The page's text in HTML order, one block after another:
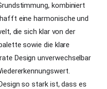
kombiniert
eine harmonische und
die sich klar von der
sowie die klare
Design unverwechselbar
so stark ist, dass es